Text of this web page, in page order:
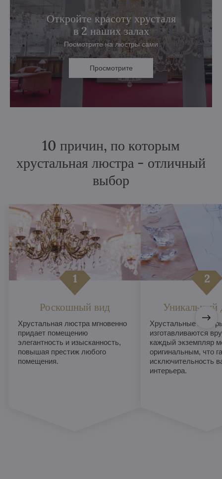
Откройте красоту хрусталя
в 2 наших залах
Посмотрите на люстры сами
Просмотрите
10 причин, по которым
хрустальная люстра - отличный
выбор
Роскошный вид
Хрустальная люстра мгновенно
придает помещению
элегантность и изысканность,
повышая престиж любого
помещения.
Уникальный
Хрустальные
изготавливаются
каждый экземпляр
оригинальным, что
исключительность
интерьера.